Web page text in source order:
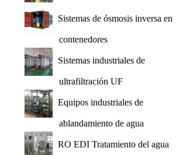
Sistemas de ósmosis inversa en
contenedores
Sistemas industriales de
ultrafiltración UF
Equipos industriales de
ablandamiento de agua
RO EDI Tratamiento del agua